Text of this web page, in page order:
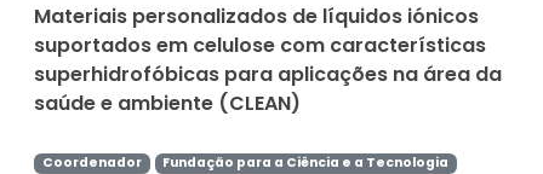
Materiais personalizados de líquidos iónicos
suportados em celulose com características
superhidrofóbicas para aplicações na área da
saúde e ambiente (CLEAN)
Coordenador Fundação para a Ciência e a Tecnologia